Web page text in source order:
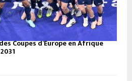
Coupes d’Europe en Afrique